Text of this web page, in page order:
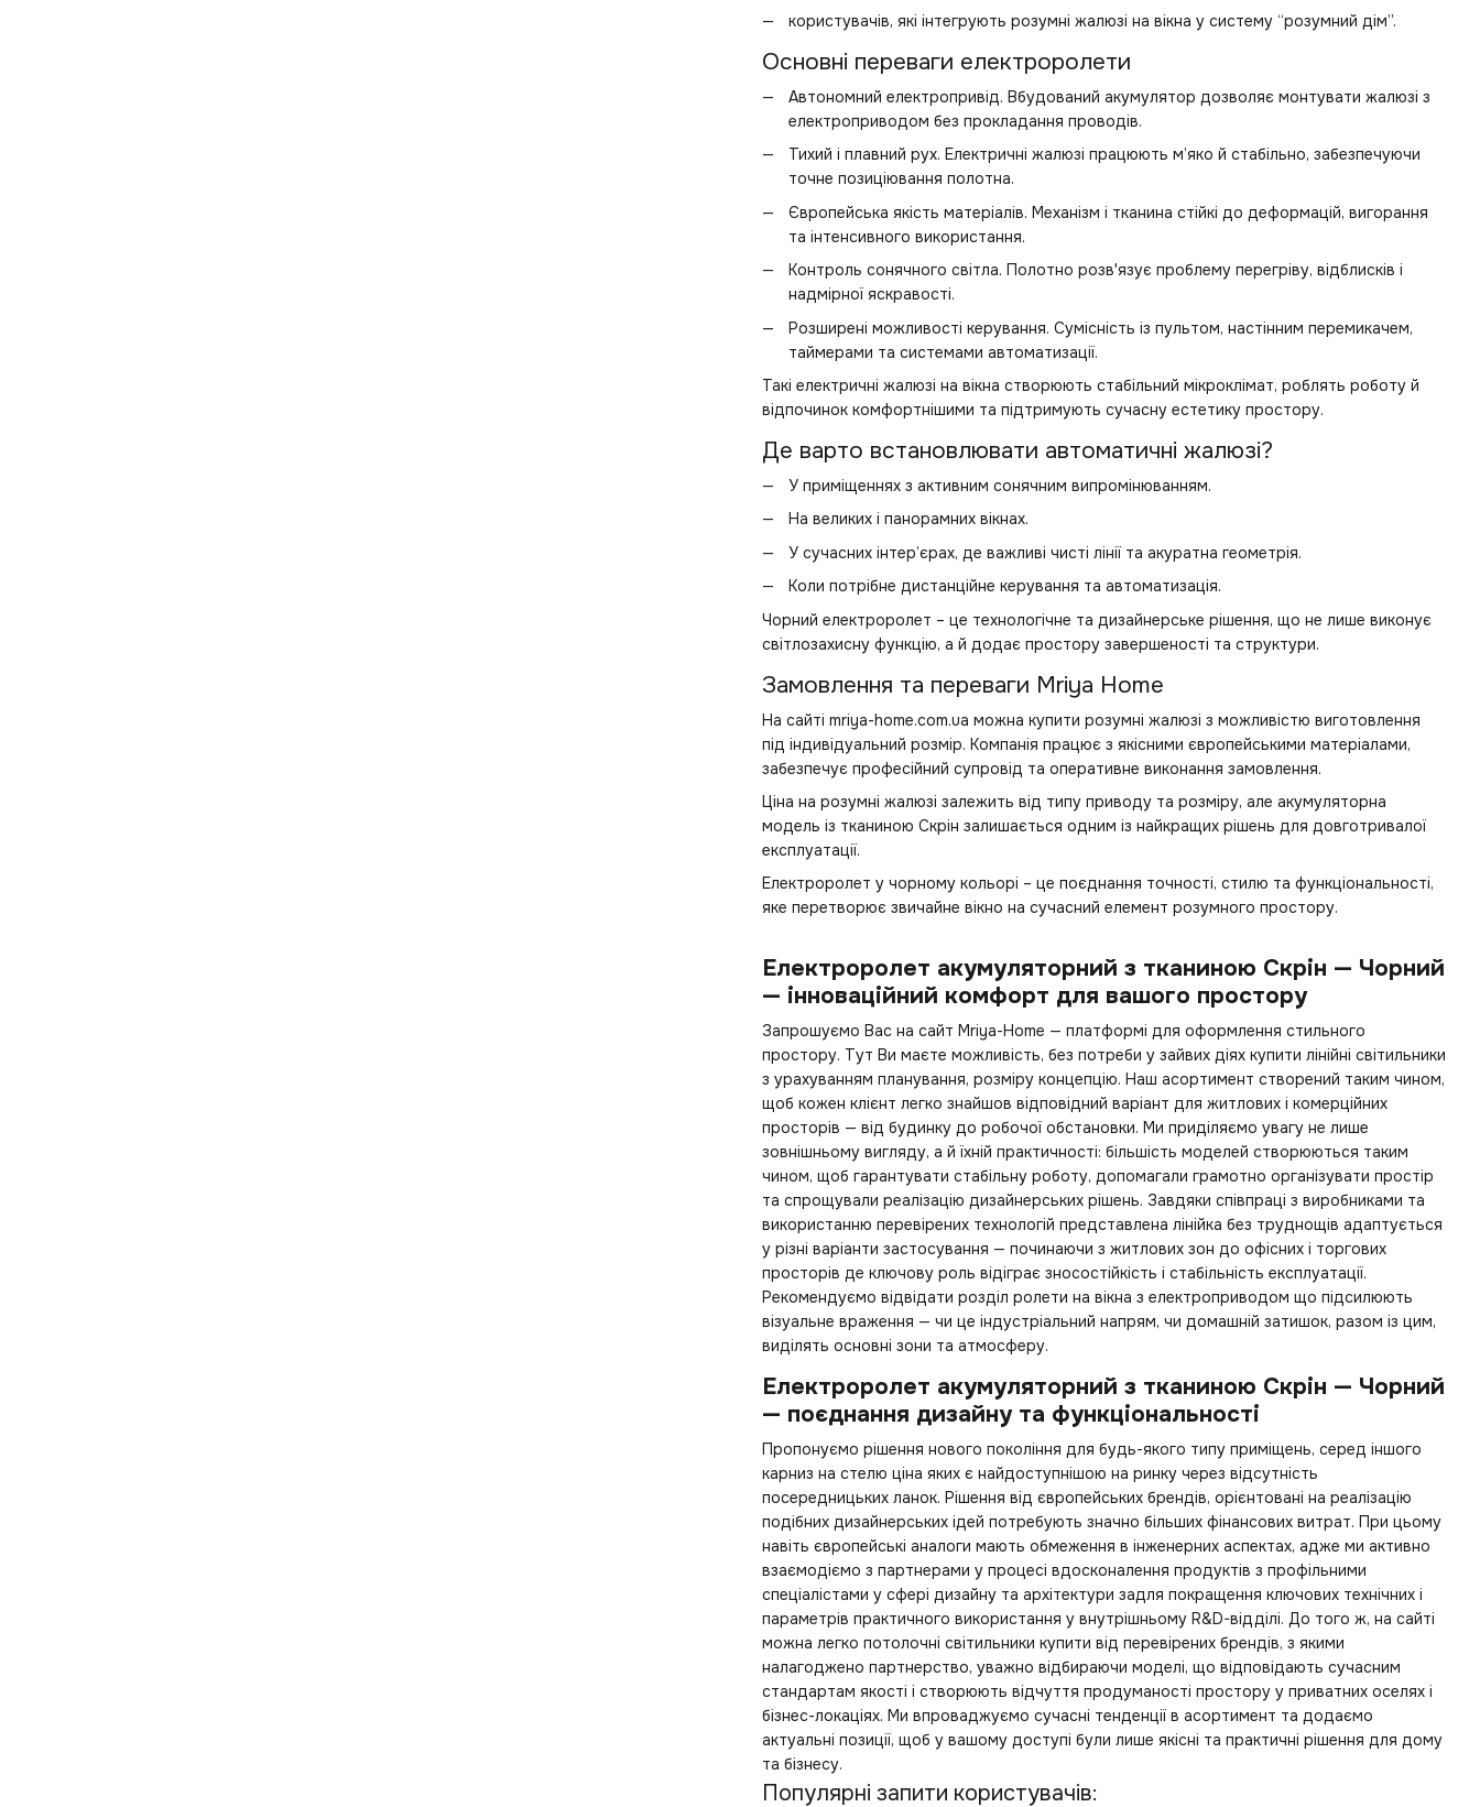
користувачів, які інтегрують розумні жалюзі на вікна у систему “розумний дім”.
Основні переваги електроролети
Автономний електропривід. Вбудований акумулятор дозволяє монтувати жалюзі з
електроприводом без прокладання проводів.
Тихий і плавний рух. Електричні жалюзі працюють м’яко й стабільно, забезпечуючи
точне позиціювання полотна.
Європейська якість матеріалів. Механізм і тканина стійкі до деформацій, вигорання
та інтенсивного використання.
Контроль сонячного світла. Полотно розв'язує проблему перегріву, відблисків і
надмірної яскравості.
Розширені можливості керування. Сумісність із пультом, настінним перемикачем,
таймерами та системами автоматизації.
Такі електричні жалюзі на вікна створюють стабільний мікроклімат, роблять роботу й
відпочинок комфортнішими та підтримують сучасну естетику простору.
Де варто встановлювати автоматичні жалюзі?
У приміщеннях з активним сонячним випромінюванням.
На великих і панорамних вікнах.
У сучасних інтер’єрах, де важливі чисті лінії та акуратна геометрія.
Коли потрібне дистанційне керування та автоматизація.
Чорний електроролет – це технологічне та дизайнерське рішення, що не лише виконує
світлозахисну функцію, а й додає простору завершеності та структури.
Замовлення та переваги Mriya Home
На сайті mriya-home.com.ua можна купити розумні жалюзі з можливістю виготовлення
під індивідуальний розмір. Компанія працює з якісними європейськими матеріалами,
забезпечує професійний супровід та оперативне виконання замовлення.
Ціна на розумні жалюзі залежить від типу приводу та розміру, але акумуляторна
модель із тканиною Скрін залишається одним із найкращих рішень для довготривалої
експлуатації.
Електроролет у чорному кольорі – це поєднання точності, стилю та функціональності,
яке перетворює звичайне вікно на сучасний елемент розумного простору.
Електроролет акумуляторний з тканиною Скрін — Чорний
— інноваційний комфорт для вашого простору
Запрошуємо Вас на сайт Mriya-Home — платформі для оформлення стильного
простору. Тут Ви маєте можливість, без потреби у зайвих діях купити лінійні світильники
з урахуванням планування, розміру концепцію. Наш асортимент створений таким чином,
щоб кожен клієнт легко знайшов відповідний варіант для житлових і комерційних
просторів — від будинку до робочої обстановки. Ми приділяємо увагу не лише
зовнішньому вигляду, а й їхній практичності: більшість моделей створюються таким
чином, щоб гарантувати стабільну роботу, допомагали грамотно організувати простір
та спрощували реалізацію дизайнерських рішень. Завдяки співпраці з виробниками та
використанню перевірених технологій представлена лінійка без труднощів адаптується
у різні варіанти застосування — починаючи з житлових зон до офісних і торгових
просторів де ключову роль відіграє зносостійкість і стабільність експлуатації.
Рекомендуємо відвідати розділ ролети на вікна з електроприводом що підсилюють
візуальне враження — чи це індустріальний напрям, чи домашній затишок, разом із цим,
виділять основні зони та атмосферу.
Електроролет акумуляторний з тканиною Скрін — Чорний
— поєднання дизайну та функціональності
Пропонуємо рішення нового покоління для будь-якого типу приміщень, серед іншого
карниз на стелю ціна яких є найдоступнішою на ринку через відсутність
посередницьких ланок. Рішення від європейських брендів, орієнтовані на реалізацію
подібних дизайнерських ідей потребують значно більших фінансових витрат. При цьому
навіть європейські аналоги мають обмеження в інженерних аспектах, адже ми активно
взаємодіємо з партнерами у процесі вдосконалення продуктів з профільними
спеціалістами у сфері дизайну та архітектури задля покращення ключових технічних і
параметрів практичного використання у внутрішньому R&D-відділі. До того ж, на сайті
можна легко потолочні світильники купити від перевірених брендів, з якими
налагоджено партнерство, уважно відбираючи моделі, що відповідають сучасним
стандартам якості і створюють відчуття продуманості простору у приватних оселях і
бізнес-локаціях. Ми впроваджуємо сучасні тенденції в асортимент та додаємо
актуальні позиції, щоб у вашому доступі були лише якісні та практичні рішення для дому
та бізнесу.
Популярні запити користувачів: